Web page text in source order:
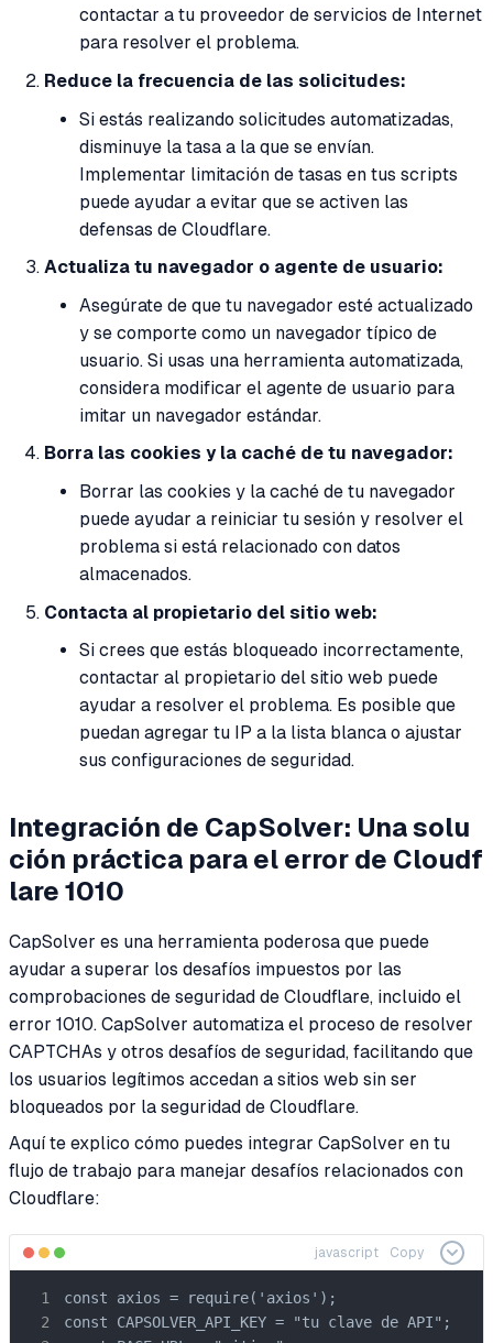
contactar a tu proveedor de servicios de Internet
para resolver el problema.
Reduce la frecuencia de las solicitudes:
Si estás realizando solicitudes automatizadas,
disminuye la tasa a la que se envían.
Implementar limitación de tasas en tus scripts
puede ayudar a evitar que se activen las
defensas de Cloudflare.
Actualiza tu navegador o agente de usuario:
Asegúrate de que tu navegador esté actualizado
y se comporte como un navegador típico de
usuario. Si usas una herramienta automatizada,
considera modificar el agente de usuario para
imitar un navegador estándar.
Borra las cookies y la caché de tu navegador:
Borrar las cookies y la caché de tu navegador
puede ayudar a reiniciar tu sesión y resolver el
problema si está relacionado con datos
almacenados.
Contacta al propietario del sitio web:
Si crees que estás bloqueado incorrectamente,
contactar al propietario del sitio web puede
ayudar a resolver el problema. Es posible que
puedan agregar tu IP a la lista blanca o ajustar
sus configuraciones de seguridad.
Integración de CapSolver: Una solu
ción práctica para el error de Cloudf
lare 1010
CapSolver es una herramienta poderosa que puede
ayudar a superar los desafíos impuestos por las
comprobaciones de seguridad de Cloudflare, incluido el
error 1010. CapSolver automatiza el proceso de resolver
CAPTCHAs y otros desafíos de seguridad, facilitando que
los usuarios legítimos accedan a sitios web sin ser
bloqueados por la seguridad de Cloudflare.
Aquí te explico cómo puedes integrar CapSolver en tu
flujo de trabajo para manejar desafíos relacionados con
Cloudflare:
javascript Copy
const axios = require('axios');
const CAPSOLVER_API_KEY = "tu clave de API";